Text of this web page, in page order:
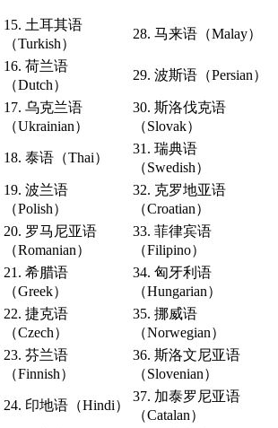
15. 土耳其语
（Turkish）
28. 马来语（Malay）
16. 荷兰语
（Dutch）
29. 波斯语（Persian）
17. 乌克兰语
（Ukrainian）
30. 斯洛伐克语
（Slovak）
18. 泰语（Thai）
31. 瑞典语
（Swedish）
19. 波兰语
（Polish）
32. 克罗地亚语
（Croatian）
20. 罗马尼亚语
（Romanian）
33. 菲律宾语
（Filipino）
21. 希腊语
（Greek）
34. 匈牙利语
（Hungarian）
22. 捷克语
（Czech）
35. 挪威语
（Norwegian）
23. 芬兰语
（Finnish）
36. 斯洛文尼亚语
（Slovenian）
24. 印地语（Hindi）
37. 加泰罗尼亚语
（Catalan）